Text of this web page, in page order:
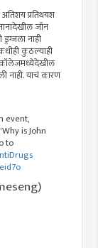
प्रतिथयश
जॉन
नाही
कुठल्याही
कॉलेजमध्येदेखील
नाही. याचं कारण
event,
is John
to